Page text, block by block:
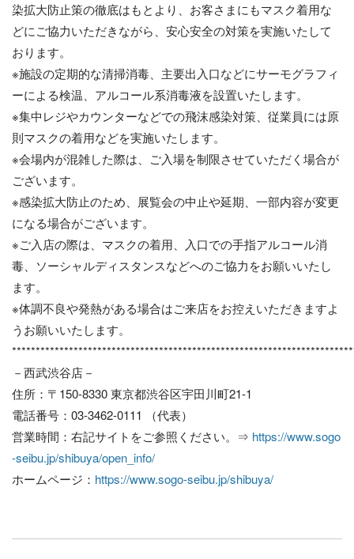
染拡大防止策の徹底はもとより、お客さまにもマスク着用な
どにご協力いただきながら、安心安全の対策を実施いたして
おります。
※施設の定期的な清掃消毒、主要出入口などにサーモグラフィ
ーによる検温、アルコール系消毒液を設置いたします。
※集中レジやカウンターなどでの飛沫感染対策、従業員には原
則マスクの着用などを実施いたします。
※会場内が混雑した際は、ご入場を制限させていただく場合が
ございます。
※感染拡大防止のため、展覧会の中止や延期、一部内容が変更
になる場合がございます。
※ご入店の際は、マスクの着用、入口での手指アルコール消
毒、ソーシャルディスタンスなどへのご協力をお願いいたし
ます。
※体調不良や発熱がある場合はご来店をお控えいただきますよ
うお願いいたします。
－西武渋谷店－
住所：〒150-8330 東京都渋谷区宇田川町21-1
電話番号：03-3462-0111 （代表）
営業時間：右記サイトをご参照ください。⇒ https://www.sogo
-seibu.jp/shibuya/open_info/
ホームページ： https://www.sogo-seibu.jp/shibuya/